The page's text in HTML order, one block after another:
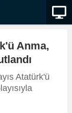
Anma,
Atatürk'ü